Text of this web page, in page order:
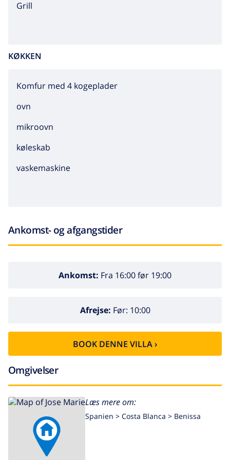
grill
KØKKEN
Komfur med 4 kogeplader
ovn
mikroovn
køleskab
vaskemaskine
Ankomst- og afgangstider
Ankomst: Fra 16:00 før 19:00
Afrejse: Før: 10:00
BOOK DENNE VILLA ›
Omgivelser
Læs mere om:
Spanien > Costa Blanca > Benissa